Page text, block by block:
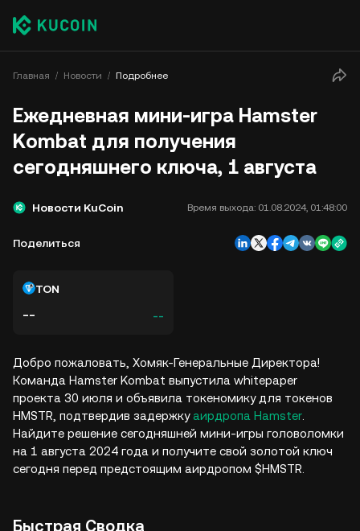
Главная Новости Подробнее
Ежедневная мини-игра Hamster
Kombat для получения
сегодняшнего ключа, 1 августа
Новости KuCoin Время выхода: 01.08.2024, 01:48:00
Поделиться
TON
-- --
Добро пожаловать, Хомяк-Генеральные Директора!
Команда Hamster Kombat выпустила whitepaper
проекта 30 июля и объявила токеномику для токенов
HMSTR, подтвердив задержкуаирдропа Hamster
Найдите решение сегодняшней мини-игры головоломки
на 1 августа 2024 года и получите свой золотой ключ
сегодня перед предстоящим аирдропом $HMSTR.
Быстрая Сводка